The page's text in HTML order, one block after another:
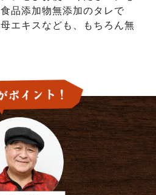
品添加物無添加のタレで
エキスなども、もちろん無